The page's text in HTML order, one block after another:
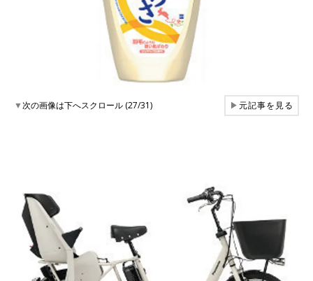
▼次の画像は下へスクロール (27/31) ▶元記事を見る